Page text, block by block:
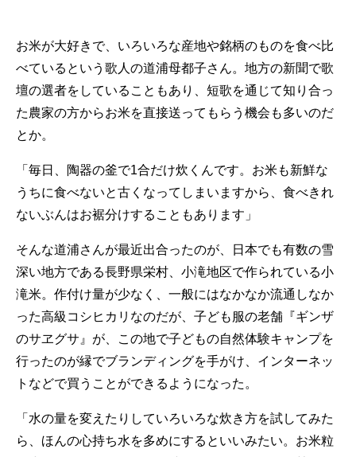
お米が大好きで、いろいろな産地や銘柄のものを食べ比
べているという歌人の道浦母都子さん。地方の新聞で歌
壇の選者をしていることもあり、短歌を通じて知り合っ
た農家の方からお米を直接送ってもらう機会も多いのだ
とか。
「毎日、陶器の釜で1合だけ炊くんです。お米も新鮮な
うちに食べないと古くなってしまいますから、食べきれ
ないぶんはお裾分けすることもあります」
そんな道浦さんが最近出合ったのが、日本でも有数の雪
深い地方である長野県栄村、小滝地区で作られている小
滝米。作付け量が少なく、一般にはなかなか流通しなか
った高級コシヒカリなのだが、子ども服の老舗『ギンザ
のサヱグサ』が、この地で子どもの自然体験キャンプを
行ったのが縁でブランディングを手がけ、インターネッ
トなどで買うことができるようになった。
「水の量を変えたりしていろいろな炊き方を試してみた
ら、ほんの心持ち水を多めにするといいみたい。お米粒